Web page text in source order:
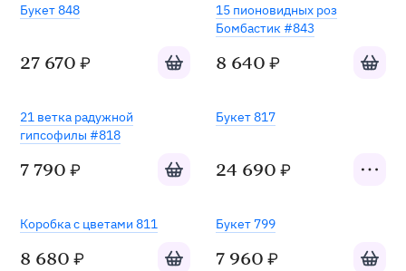
Букет 848
27 670 ₽ Добавить в корзину
15 пионовидных роз
Бомбастик #843
8 640 ₽
21 ветка радужной
гипсофилы #818
7 790 ₽ Добавить в корзину
Букет 817
24 690 ₽
Коробка с цветами 811
8 680 ₽ Добавить в корзину
Букет 799
7 960 ₽